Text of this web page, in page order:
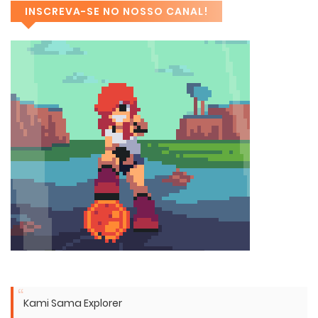
INSCREVA-SE NO NOSSO CANAL!
Kami Sama Explorer